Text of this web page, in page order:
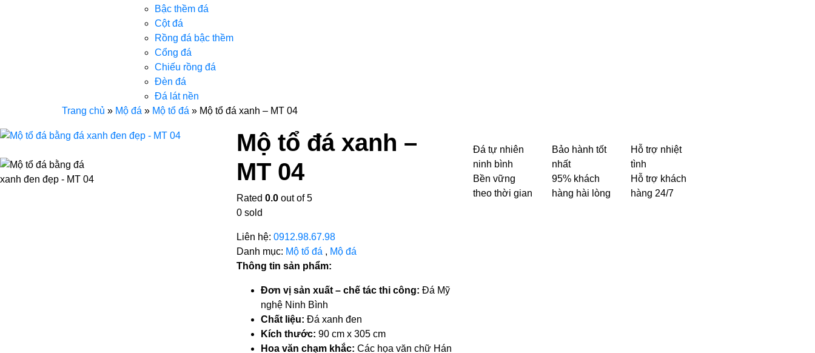
Bậc thềm đá
Cột đá
Rồng đá bậc thềm
Cổng đá
Chiếu rồng đá
Đèn đá
Đá lát nền
Trang chủ » Mộ đá » Mộ tổ đá » Mộ tổ đá xanh – MT 04
Mộ tổ đá xanh –
MT 04
Rated 0.0 out of 5
0 sold
Liên hệ: 0912.98.67.98
Danh mục: Mộ tổ đá , Mộ đá
Thông tin sản phẩm:
Đơn vị sản xuất – chế tác thi công: Đá Mỹ
nghệ Ninh Bình
Chất liệu: Đá xanh đen
Kích thước: 90 cm x 305 cm
Hoa văn chạm khắc: Các họa văn chữ Hán
Đá tự nhiên
ninh bình
Bền vững
theo thời gian
Bảo hành tốt
nhất
95% khách
hàng hài lòng
Hỗ trợ nhiệt
tình
Hỗ trợ khách
hàng 24/7